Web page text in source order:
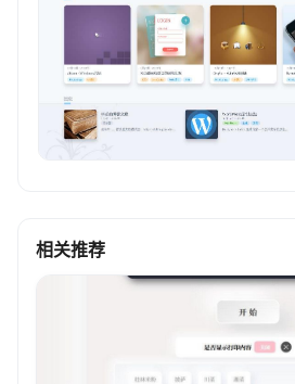
相关推荐